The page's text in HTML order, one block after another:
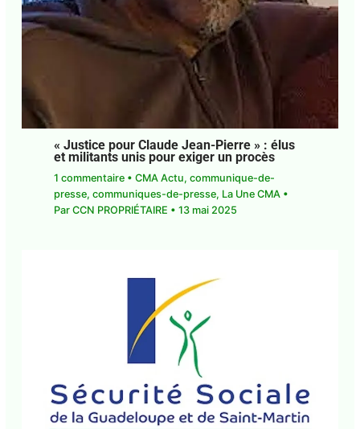
« Justice pour Claude Jean-Pierre » : élus
et militants unis pour exiger un procès
1 commentaire • CMA Actu, communique-de-
presse, communiques-de-presse, La Une CMA •
Par CCN PROPRIÉTAIRE • 13 mai 2025